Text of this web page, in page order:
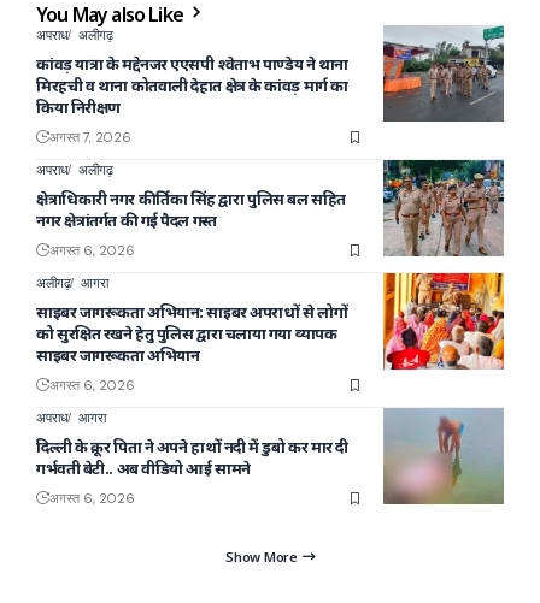
You May also Like
अपराध अलीगढ़
कांवड़ यात्रा के मद्देनजर एएसपी श्वेताभ पाण्डेय ने थाना
मिरहची व थाना कोतवाली देहात क्षेत्र के कांवड़ मार्ग का
किया निरीक्षण
अगस्त 7, 2026
अपराध अलीगढ़
क्षेत्राधिकारी नगर कीर्तिका सिंह द्वारा पुलिस बल सहित
नगर क्षेत्रांतर्गत की गई पैदल गस्त
अगस्त 6, 2026
अलीगढ़ आगरा
साइबर जागरूकता अभियान: साइबर अपराधों से लोगों
को सुरक्षित रखने हेतु पुलिस द्वारा चलाया गया व्यापक
साइबर जागरूकता अभियान
अगस्त 6, 2026
अपराध आगरा
दिल्ली के क्रूर पिता ने अपने हाथों नदी में डुबो कर मार दी
गर्भवती बेटी.. अब वीडियो आई सामने
अगस्त 6, 2026
Show More